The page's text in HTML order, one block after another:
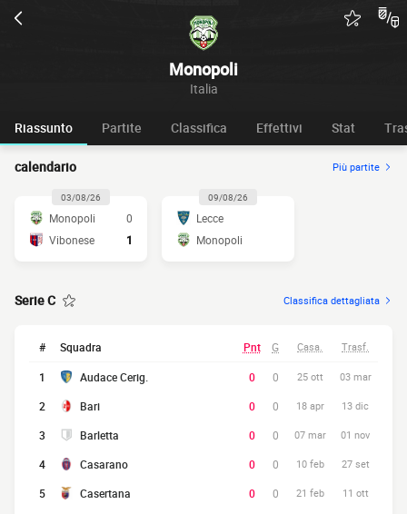
Monopoli
Italia
Riassunto Partite Classifica Effettivi Stat
calendario Più partite
03/08/26
Monopoli
0
Vibonese
1
09/08/26
Lecce
Monopoli
Serie C Classifica dettagliata
# Squadra Pnt G Casa. Trasf.
1 Audace Cerig. 0 0 25 ott 03 mar
2 Bari 0 0 18 apr 13 dic
3 Barletta 0 0 07 mar 01 nov
4 Casarano 0 0 10 feb 27 set
5 Casertana 0 0 21 feb 11 ott